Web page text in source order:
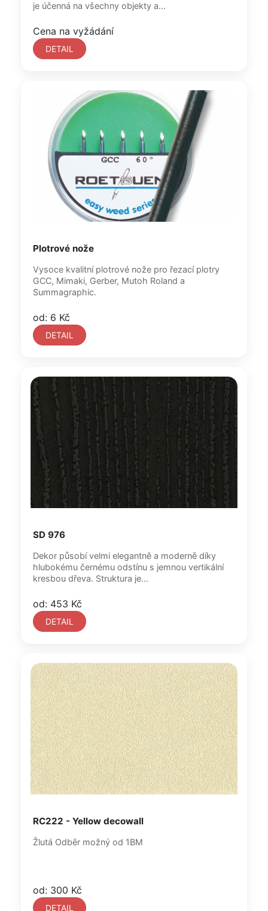
je účenná na všechny objekty a...
Cena na vyžádání
DETAIL
Plotrové nože
Vysoce kvalitní plotrové nože pro řezací plotry
GCC, Mimaki, Gerber, Mutoh Roland a
Summagraphic.
od: 6 Kč
DETAIL
SD 976
Dekor působí velmi elegantně a moderně díky
hlubokému černému odstínu s jemnou vertikální
kresbou dřeva. Struktura je...
od: 453 Kč
DETAIL
RC222 - Yellow decowall
Žlutá Odběr možný od 1BM
od: 300 Kč
DETAIL